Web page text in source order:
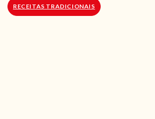
LOJA ONLINE
RECEITAS TRADICIONAIS